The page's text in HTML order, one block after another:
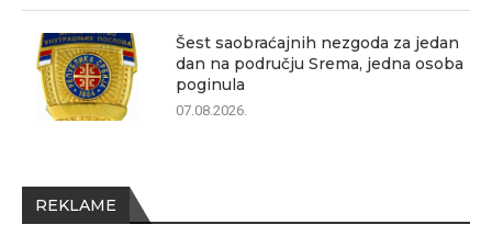
Šest saobraćajnih nezgoda za jedan
dan na području Srema, jedna osoba
poginula
07.08.2026.
REKLAME